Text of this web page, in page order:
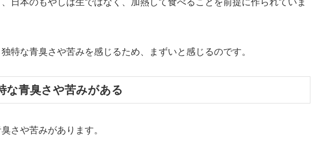
日本のもやしは生ではなく、加熱して食べることを前提に作られていま
特な青臭さや苦みを感じるため、まずいと感じるのです。
な青臭さや苦みがある
さや苦みがあります。